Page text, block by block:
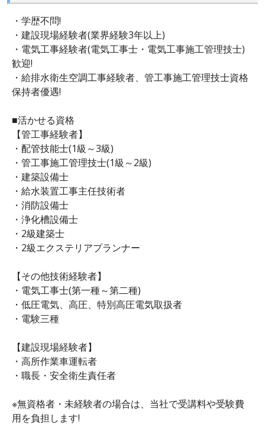
・学歴不問!
・建設現場経験者(業界経験3年以上)
・電気工事経験者(電気工事士・電気工事施工管理技士)
歓迎!
・給排水衛生空調工事経験者、管工事施工管理技士資格
保持者優遇!
■活かせる資格
【管工事経験者】
・配管技能士(1級～3級)
・管工事施工管理技士(1級～2級)
・建築設備士
・給水装置工事主任技術者
・消防設備士
・浄化槽設備士
・2級建築士
・2級エクステリアプランナー
【その他技術経験者】
・電気工事士(第一種～第二種)
・低圧電気、高圧、特別高圧電気取扱者
・電験三種
【建設現場経験者】
・高所作業車運転者
・職長・安全衛生責任者
※無資格者・未経験者の場合は、当社で受講料や受験費
用を負担します!